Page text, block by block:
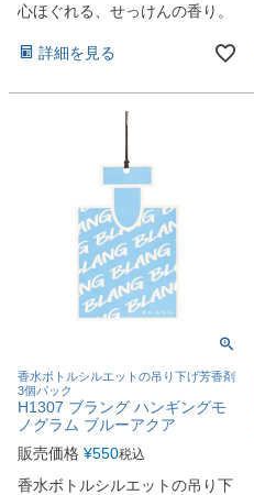
心ほぐれる、せっけんの香り。
詳細を見る
香水ボトルシルエットの吊り下げ芳香剤
3個パック
H1307 ブラング ハンギングモ
ノグラム ブルーアクア
販売価格 ¥550税込
香水ボトルシルエットの吊り下